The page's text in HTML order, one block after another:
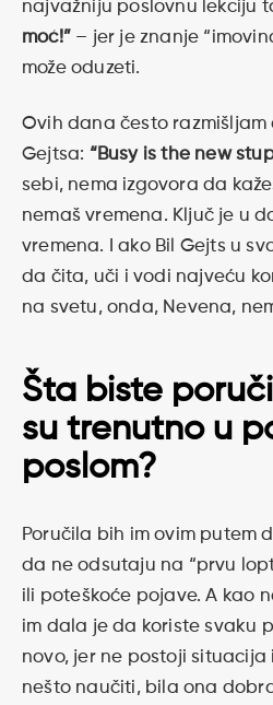
najvažniju poslovnu lekciju
moć!” – jer je znanje
može oduzeti.
Ovih dana često razmišljam
Gejtsa: “Busy is the new
sebi, nema izgovora da
nemaš vremena. Ključ je u
vremena. I ako Bil Gejts u
da čita, uči i vodi najveću
na svetu, onda, Nevena,
Šta biste
su trenutno u
poslom?
Poručila bih im ovim putem
da ne odsutaju na “prvu
ili poteškoće pojave. A kao
im dala je da koriste svaku
novo, jer ne postoji situacija
nešto naučiti, bila ona